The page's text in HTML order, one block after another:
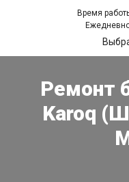
Время
Ремонт
Karoq